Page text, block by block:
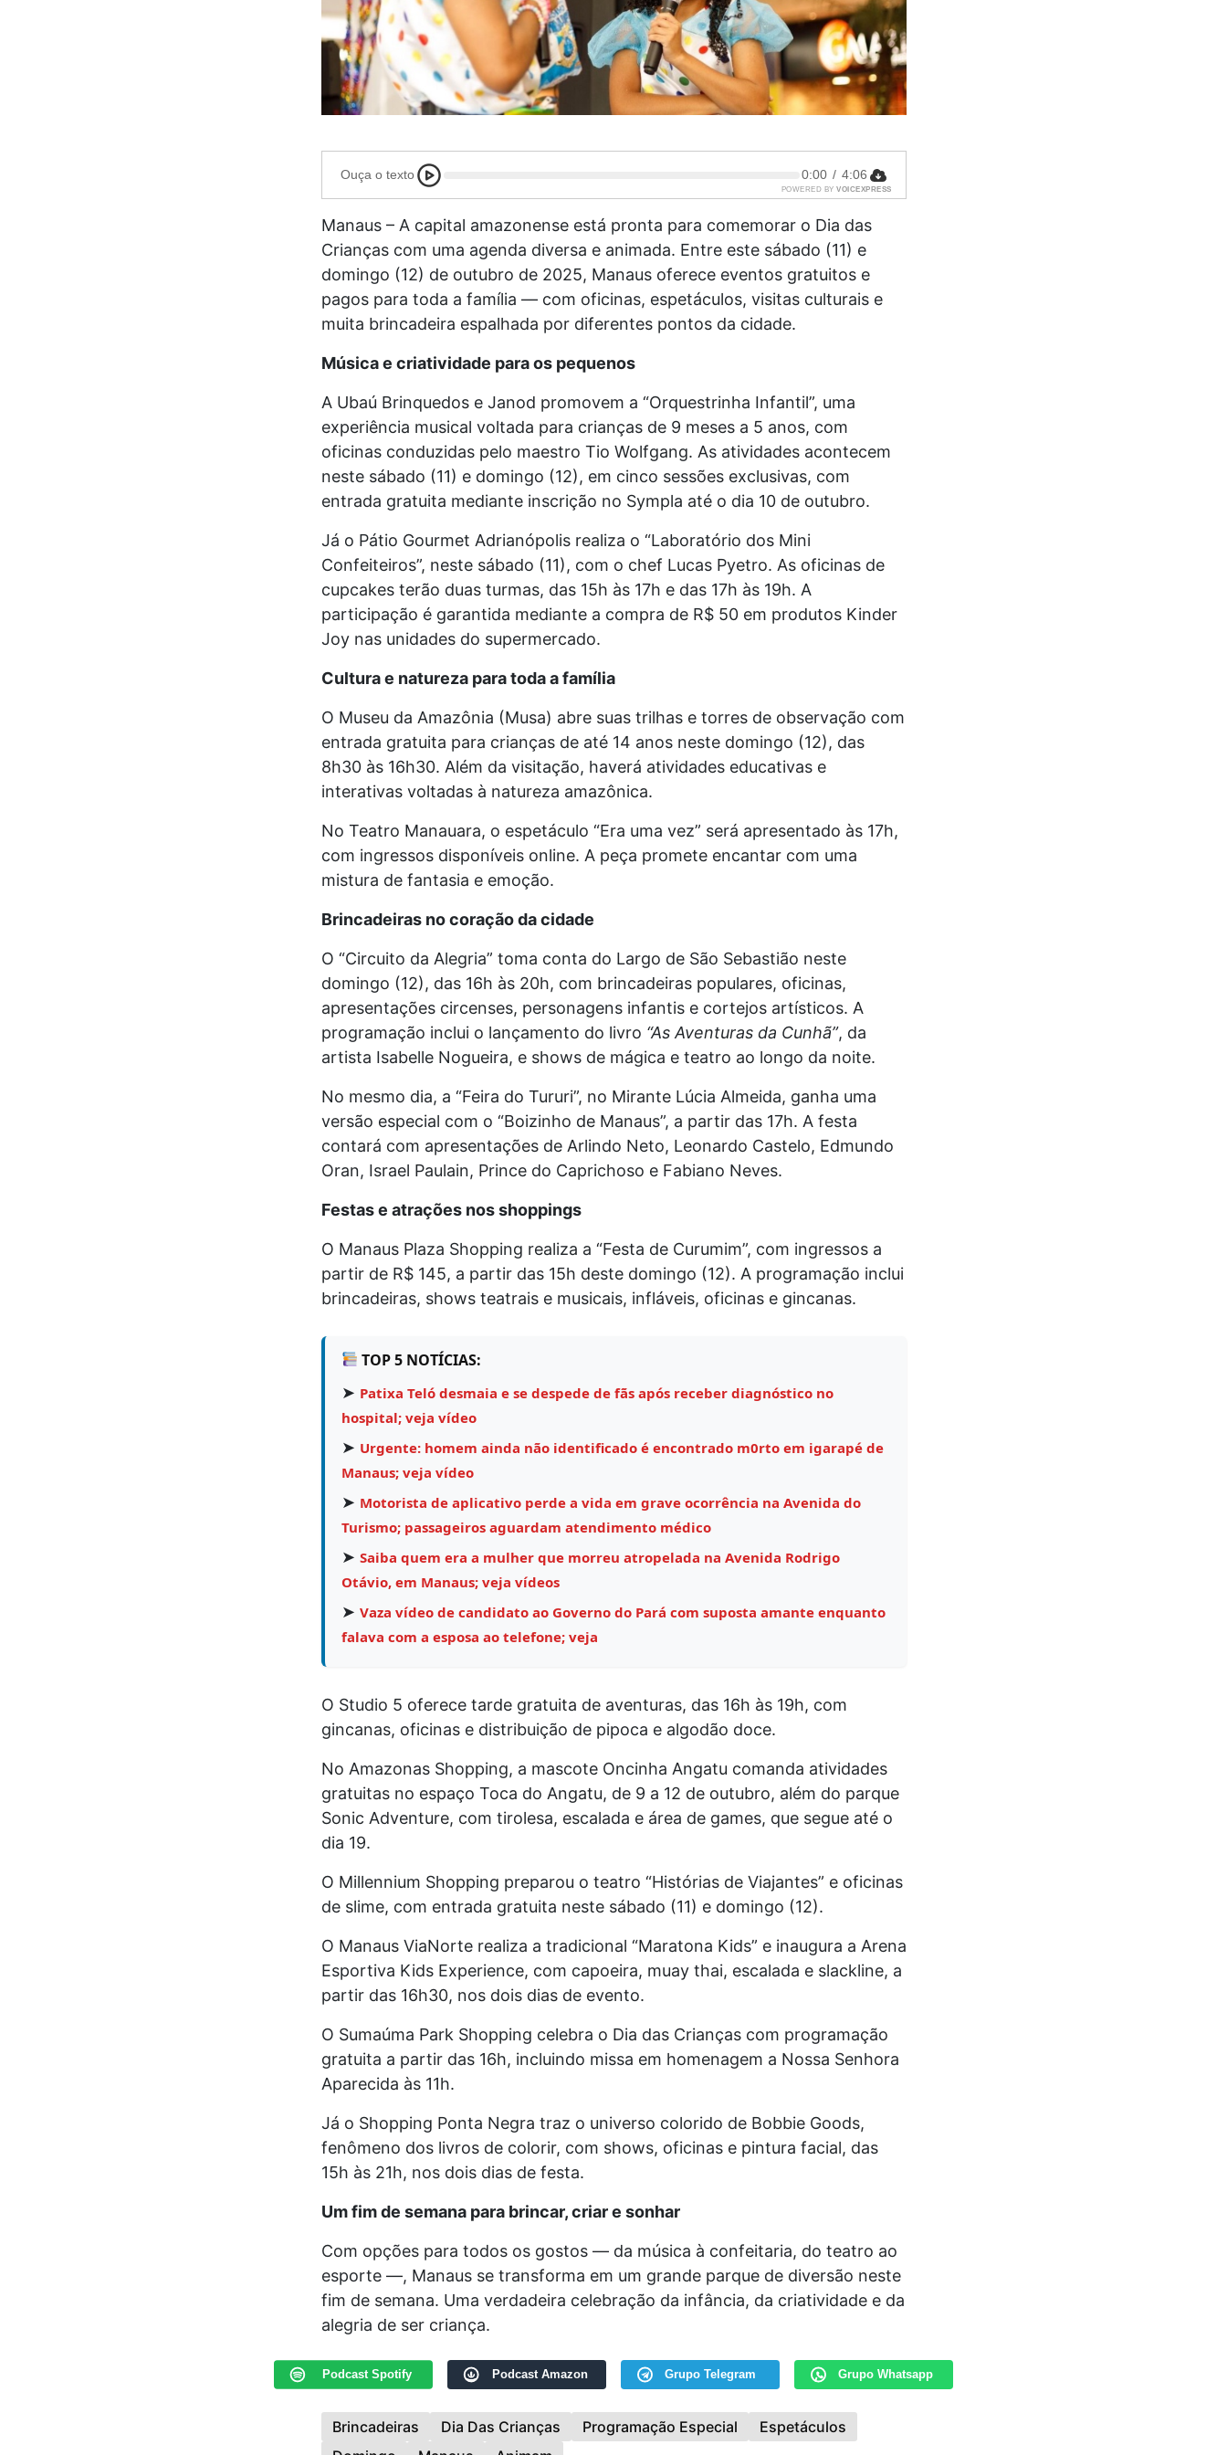
Ouça o texto 0:00 / 4:06
POWERED BY VOICEXPRESS
Manaus – A capital amazonense está pronta para comemorar o Dia das
Crianças com uma agenda diversa e animada. Entre este sábado (11) e
domingo (12) de outubro de 2025, Manaus oferece eventos gratuitos e
pagos para toda a família — com oficinas, espetáculos, visitas culturais e
muita brincadeira espalhada por diferentes pontos da cidade.
Música e criatividade para os pequenos
A Ubaú Brinquedos e Janod promovem a “Orquestrinha Infantil”, uma
experiência musical voltada para crianças de 9 meses a 5 anos, com
oficinas conduzidas pelo maestro Tio Wolfgang. As atividades acontecem
neste sábado (11) e domingo (12), em cinco sessões exclusivas, com
entrada gratuita mediante inscrição no Sympla até o dia 10 de outubro.
Já o Pátio Gourmet Adrianópolis realiza o “Laboratório dos Mini
Confeiteiros”, neste sábado (11), com o chef Lucas Pyetro. As oficinas de
cupcakes terão duas turmas, das 15h às 17h e das 17h às 19h. A
participação é garantida mediante a compra de R$ 50 em produtos Kinder
Joy nas unidades do supermercado.
Cultura e natureza para toda a família
O Museu da Amazônia (Musa) abre suas trilhas e torres de observação com
entrada gratuita para crianças de até 14 anos neste domingo (12), das
8h30 às 16h30. Além da visitação, haverá atividades educativas e
interativas voltadas à natureza amazônica.
No Teatro Manauara, o espetáculo “Era uma vez” será apresentado às 17h,
com ingressos disponíveis online. A peça promete encantar com uma
mistura de fantasia e emoção.
Brincadeiras no coração da cidade
O “Circuito da Alegria” toma conta do Largo de São Sebastião neste
domingo (12), das 16h às 20h, com brincadeiras populares, oficinas,
apresentações circenses, personagens infantis e cortejos artísticos. A
programação inclui o lançamento do livro “As Aventuras da Cunhã”, da
artista Isabelle Nogueira, e shows de mágica e teatro ao longo da noite.
No mesmo dia, a “Feira do Tururi”, no Mirante Lúcia Almeida, ganha uma
versão especial com o “Boizinho de Manaus”, a partir das 17h. A festa
contará com apresentações de Arlindo Neto, Leonardo Castelo, Edmundo
Oran, Israel Paulain, Prince do Caprichoso e Fabiano Neves.
Festas e atrações nos shoppings
O Manaus Plaza Shopping realiza a “Festa de Curumim”, com ingressos a
partir de R$ 145, a partir das 15h deste domingo (12). A programação inclui
brincadeiras, shows teatrais e musicais, infláveis, oficinas e gincanas.
TOP 5 NOTÍCIAS:
➤ Patixa Teló desmaia e se despede de fãs após receber diagnóstico no
hospital; veja vídeo
➤ Urgente: homem ainda não identificado é encontrado m0rto em igarapé de
Manaus; veja vídeo
➤ Motorista de aplicativo perde a vida em grave ocorrência na Avenida do
Turismo; passageiros aguardam atendimento médico
➤ Saiba quem era a mulher que morreu atropelada na Avenida Rodrigo
Otávio, em Manaus; veja vídeos
➤ Vaza vídeo de candidato ao Governo do Pará com suposta amante enquanto
falava com a esposa ao telefone; veja
O Studio 5 oferece tarde gratuita de aventuras, das 16h às 19h, com
gincanas, oficinas e distribuição de pipoca e algodão doce.
No Amazonas Shopping, a mascote Oncinha Angatu comanda atividades
gratuitas no espaço Toca do Angatu, de 9 a 12 de outubro, além do parque
Sonic Adventure, com tirolesa, escalada e área de games, que segue até o
dia 19.
O Millennium Shopping preparou o teatro “Histórias de Viajantes” e oficinas
de slime, com entrada gratuita neste sábado (11) e domingo (12).
O Manaus ViaNorte realiza a tradicional “Maratona Kids” e inaugura a Arena
Esportiva Kids Experience, com capoeira, muay thai, escalada e slackline, a
partir das 16h30, nos dois dias de evento.
O Sumaúma Park Shopping celebra o Dia das Crianças com programação
gratuita a partir das 16h, incluindo missa em homenagem a Nossa Senhora
Aparecida às 11h.
Já o Shopping Ponta Negra traz o universo colorido de Bobbie Goods,
fenômeno dos livros de colorir, com shows, oficinas e pintura facial, das
15h às 21h, nos dois dias de festa.
Um fim de semana para brincar, criar e sonhar
Com opções para todos os gostos — da música à confeitaria, do teatro ao
esporte —, Manaus se transforma em um grande parque de diversão neste
fim de semana. Uma verdadeira celebração da infância, da criatividade e da
alegria de ser criança.
Podcast Spotify Podcast Amazon Grupo Telegram Grupo Whatsapp
Brincadeiras Dia Das Crianças Programação Especial
Espetáculos